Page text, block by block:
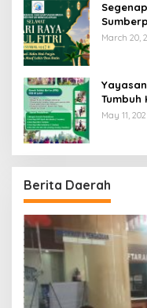
Raya
March 20,
Tumbuh
Cerdas
May 11,
Berita Daerah